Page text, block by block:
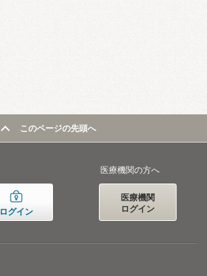
このページの先頭へ
ログイン
医療機関の方へ
医療機関
ログイン